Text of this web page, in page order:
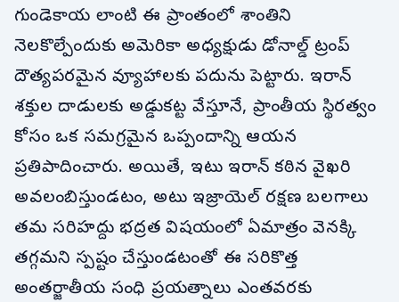
గుండెకాయ లాంటి ఈ ప్రాంతంలో శాంతిని
నెలకొల్పేందుకు అమెరికా అధ్యక్షుడు డోనాల్డ్ ట్రంప్
దౌత్యపరమైన వ్యూహాలకు పదును పెట్టారు. ఇరాన్
శక్తుల దాడులకు అడ్డుకట్ట వేస్తూనే, ప్రాంతీయ స్థిరత్వం
కోసం ఒక సమగ్రమైన ఒప్పందాన్ని ఆయన
ప్రతిపాదించారు. అయితే, ఇటు ఇరాన్ కఠిన వైఖరి
అవలంబిస్తుండటం, అటు ఇజ్రాయెల్ రక్షణ బలగాలు
తమ సరిహద్దు భద్రత విషయంలో ఏమాత్రం వెనక్కి
తగ్గమని స్పష్టం చేస్తుండటంతో ఈ సరికొత్త
అంతర్జాతీయ సంధి ప్రయత్నాలు ఎంతవరకు